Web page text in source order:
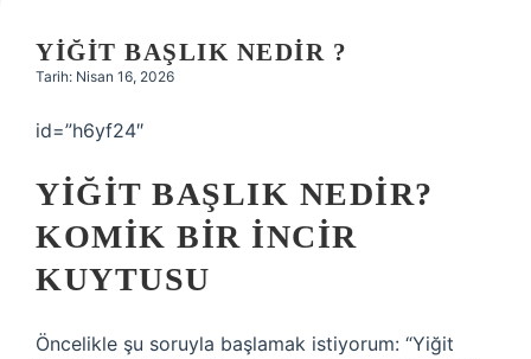
Hakkımızda
YIĞIT BAŞLIK NEDIR ?
Tarih: Nisan 16, 2026
id=”h6yf24″
YIĞIT BAŞLIK NEDIR?
KOMIK BIR İNCIR
KUYTUSU
Öncelikle şu soruyla başlamak istiyorum: “Yiğit